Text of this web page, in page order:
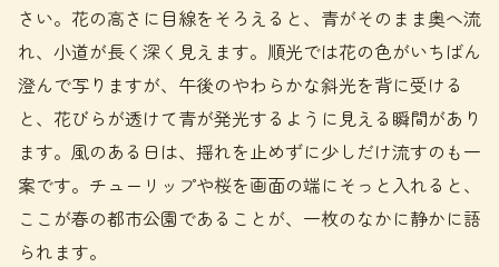
さい。花の高さに目線をそろえると、青がそのまま奥へ流
れ、小道が長く深く見えます。順光では花の色がいちばん
澄んで写りますが、午後のやわらかな斜光を背に受ける
と、花びらが透けて青が発光するように見える瞬間があり
ます。風のある日は、揺れを止めずに少しだけ流すのも一
案です。チューリップや桜を画面の端にそっと入れると、
ここが春の都市公園であることが、一枚のなかに静かに語
られます。